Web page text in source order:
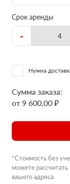
Срок аренды
-
Нужна
Сумма заказа:
от 9 600,00 ₽
*Стоимость без
можете
вашего адреса.